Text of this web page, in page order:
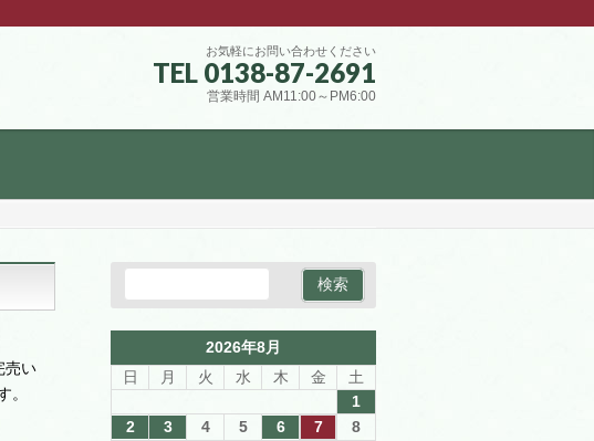
お気軽にお問い合わせください
TEL 0138-87-2691
営業時間 AM11:00～PM6:00
売い
。
2026年8月
日
月 火 水 木 金
土
1
2
3 4 5 6 7
8